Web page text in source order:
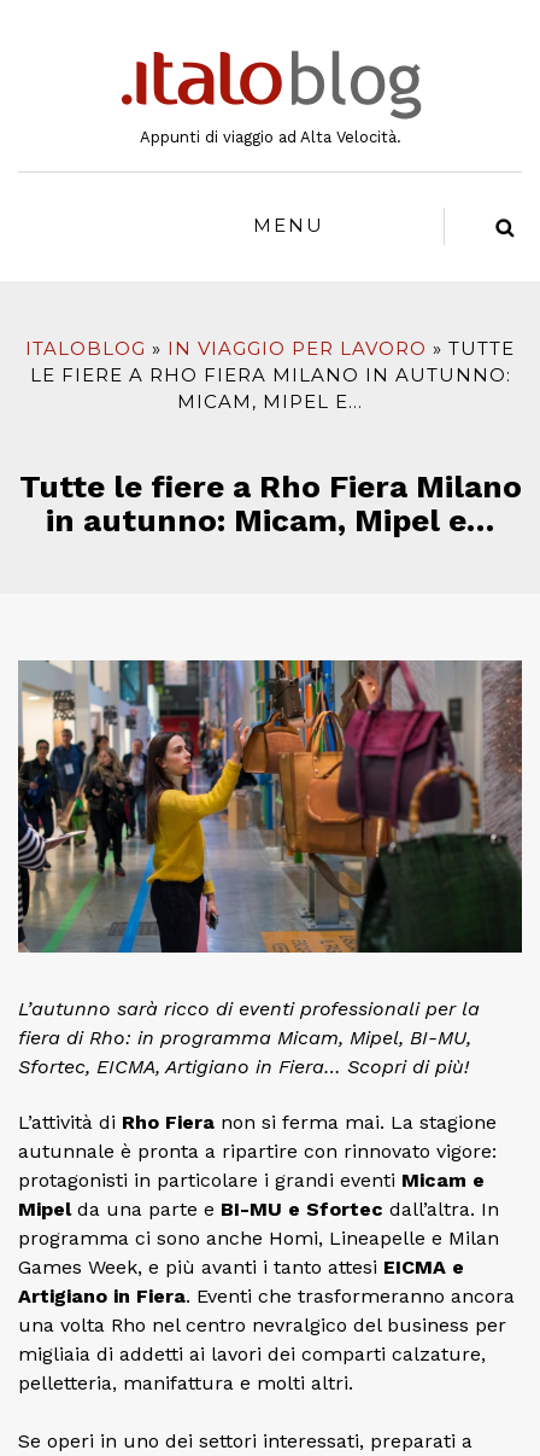
Appunti di viaggio ad Alta Velocità.
MENU
ITALOBLOG IN VIAGGIO PER LAVORO
TUTTE
LE FIERE A RHO FIERA MILANO IN AUTUNNO:
MICAM, MIPEL E…
Tutte le fiere a Rho Fiera Milano
in autunno: Micam, Mipel e…
L’autunno sarà ricco di eventi professionali per la
fiera di Rho: in programma Micam, Mipel, BI-MU,
Sfortec, EICMA, Artigiano in Fiera… Scopri di più!
L’attività di Rho Fiera non si ferma mai. La stagione
autunnale è pronta a ripartire con rinnovato vigore:
protagonisti in particolare i grandi eventi Micam e
Mipelda una parte e BI-MU e Sfortec dall’altra. In
programma ci sono anche Homi, Lineapelle e Milan
Games Week, e più avanti i tanto attesi EICMA e
Artigiano in Fiera. Eventi che trasformeranno ancora
una volta Rho nel centro nevralgico del business per
migliaia di addetti ai lavori dei comparti calzature,
pelletteria, manifattura e molti altri.
Se operi in uno dei settori interessati, preparati a